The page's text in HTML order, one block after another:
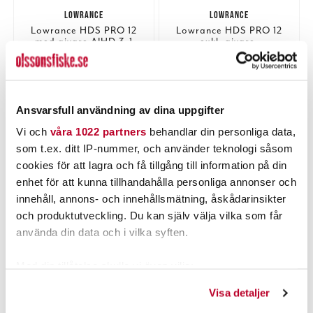
Ansvarsfull användning av dina uppgifter
Vi och våra 1022 partners behandlar din personliga data,
som t.ex. ditt IP-nummer, och använder teknologi såsom
cookies för att lagra och få tillgång till information på din
enhet för att kunna tillhandahålla personliga annonser och
innehåll, annons- och innehållsmätning, åskådarinsikter
och produktutveckling. Du kan själv välja vilka som får
använda din data och i vilka syften.
Visa detaljer
LOWRANCE
Lowrance HDS PRO 12
med givare AIHD 3-1
Nuvarande pris
29 995,00 krTidigare pris
29 995,00 kr
LOWRANCE
Lowrance HDS PRO 12
exkl. givare.
Nuvarande pris:
Tidigare pris:
28 995,00 kr